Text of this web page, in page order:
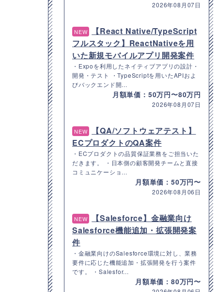
2026年08月07日
NEW
【React Native/TypeScript
フルスタック】ReactNativeを用
いた新規モバイルアプリ開発案件
・Expoを利用したネイティブアプリの設計・
開発・テスト ・TypeScriptを用いたAPIおよ
びバックエンド開...
月額単価：50万円〜80万円
2026年08月07日
NEW
【QA/ソフトウェアテスト】
ECプロダクトのQA案件
・ECプロダクトの品質保証業務をご担当いた
だきます。 ・日本側の顧客開発チームと直接
コミュニケーショ...
月額単価：50万円〜
2026年08月06日
NEW
【Salesforce】金融業向け
Salesforce機能追加・拡張開発案
件
・金融業向けのSalesforce環境に対し、業務
要件に応じた機能追加・拡張開発を行う案件
です。 ・Salesfor...
月額単価：80万円〜